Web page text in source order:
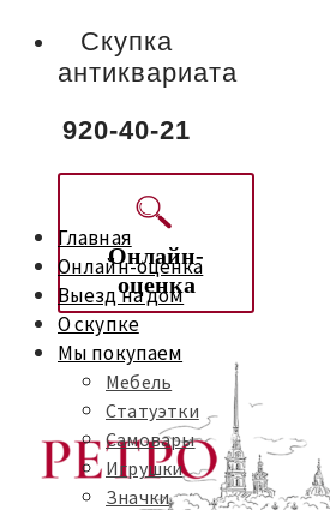
Скупка
антиквариата
920-40-21
Онлайн-
оценка
Главная
Онлайн-оценка
Выезд на дом
О скупке
Мы покупаем
Мебель
Статуэтки
Самовары
Игрушки
Значки